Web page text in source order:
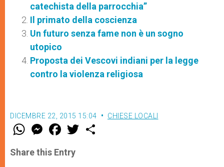
catechista della parrocchia”
Il primato della coscienza
Un futuro senza fame non è un sogno
utopico
Proposta dei Vescovi indiani per la legge
contro la violenza religiosa
DICEMBRE 22, 2015 15:04 CHIESE LOCALI
W
t
s
M
e
s
e
F
a
e
b
w
Share this Entry